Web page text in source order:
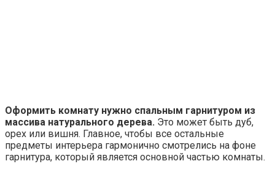
Оформить комнату нужно спальным гарнитуром из
массива натурального дерева. Это может быть дуб,
орех или вишня. Главное, чтобы все остальные
предметы интерьера гармонично смотрелись на фоне
гарнитура, который является основной частью комнаты.